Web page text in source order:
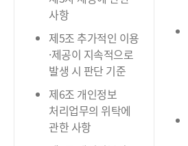
사항
제5조 추가적인 이용
·제공이 지속적으로
발생 시 판단 기준
제6조 개인정보
처리업무의 위탁에
관한 사항